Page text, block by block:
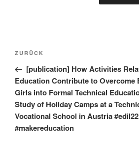
Beitragsnavigation
Vorheriger
Beitrag
ZURÜCK
[publication] How Activities
Education Contribute to
Girls into Formal Technical
Study of Holiday Camps at a
Vocational School in Austria
#makereducation